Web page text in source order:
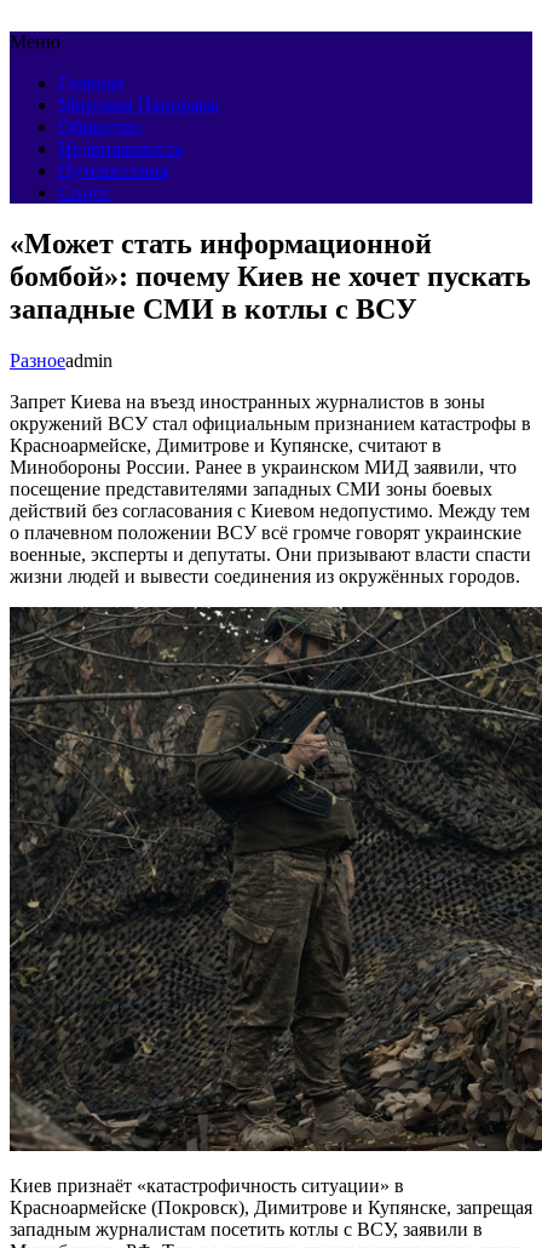
Меню
Главная
Мировая Панорама
Общество
Недвижимость
Путешествия
Спорт
«Может стать информационной
бомбой»: почему Киев не хочет пускать
западные СМИ в котлы с ВСУ
Разноеadmin
Запрет Киева на въезд иностранных журналистов в зоны
окружений ВСУ стал официальным признанием катастрофы в
Красноармейске, Димитрове и Купянске, считают в
Минобороны России. Ранее в украинском МИД заявили, что
посещение представителями западных СМИ зоны боевых
действий без согласования с Киевом недопустимо. Между тем
о плачевном положении ВСУ всё громче говорят украинские
военные, эксперты и депутаты. Они призывают власти спасти
жизни людей и вывести соединения из окружённых городов.
Киев признаёт «катастрофичность ситуации» в
Красноармейске (Покровск), Димитрове и Купянске, запрещая
западным журналистам посетить котлы с ВСУ, заявили в